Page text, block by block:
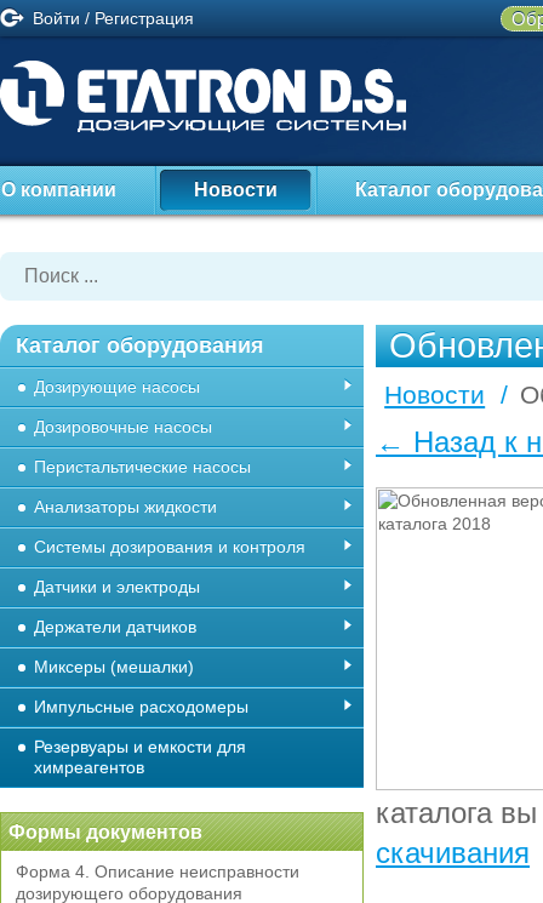
Войти / Регистрация
О компании Новости Каталог
Новости /
← Назад к
каталога
скачивания
Каталог оборудования
Дозирующие насосы
Дозировочные насосы
Перистальтические насосы
Анализаторы жидкости
Системы дозирования и контроля
Датчики и электроды
Держатели датчиков
Миксеры (мешалки)
Импульсные расходомеры
Резервуары и емкости для
химреагентов
Формы документов
Форма 4. Описание неисправности
дозирующего оборудования